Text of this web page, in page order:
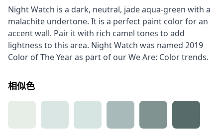
Night Watch is a dark, neutral, jade aqua-green with a
malachite undertone. It is a perfect paint color for an
accent wall. Pair it with rich camel tones to add
lightness to this area. Night Watch was named 2019
Color of The Year as part of our We Are: Color trends.
相似色